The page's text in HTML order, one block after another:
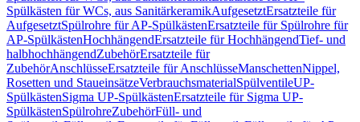
Spülkästen für WCs, aus SanitärkeramikAufgesetztErsatzteile für
AufgesetztSpülrohre für AP-SpülkästenErsatzteile für Spülrohre für
AP-SpülkästenHochhängendErsatzteile für HochhängendTief- und
halbhochhängendZubehörErsatzteile für
ZubehörAnschlüsseErsatzteile für AnschlüsseManschettenNippel,
Rosetten und StaueinsätzeVerbrauchsmaterialSpülventileUP-
SpülkästenSigma UP-SpülkästenErsatzteile für Sigma UP-
SpülkästenSpülrohreZubehörFüll- und